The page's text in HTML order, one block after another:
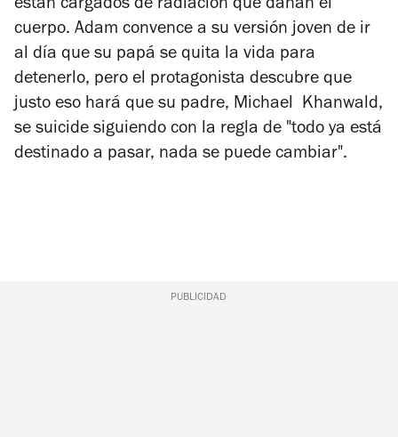
están cargados de radiación que dañan el
cuerpo. Adam convence a su versión joven de ir
al día que su papá se quita la vida para
detenerlo, pero el protagonista descubre que
justo eso hará que su padre, Michael Khanwald,
se suicide siguiendo con la regla de "todo ya está
destinado a pasar, nada se puede cambiar".
PUBLICIDAD